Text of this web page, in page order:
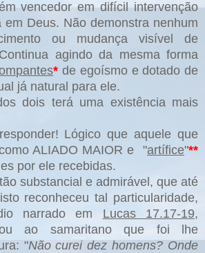
vencedor em difícil intervenção
em Deus. Não demonstra nenhum
ou mudança visível de
agindo da mesma forma
* de egoísmo e dotado de
já natural para ele.
dois terá uma existência mais
Lógico que aquele que
ALIADO MAIOR e "artífice"**
por ele recebidas.
substancial e admirável, que até
reconheceu tal particularidade,
narrado em Lucas 17.17-19,
ao samaritano que foi lhe
"Não curei dez homens? Onde